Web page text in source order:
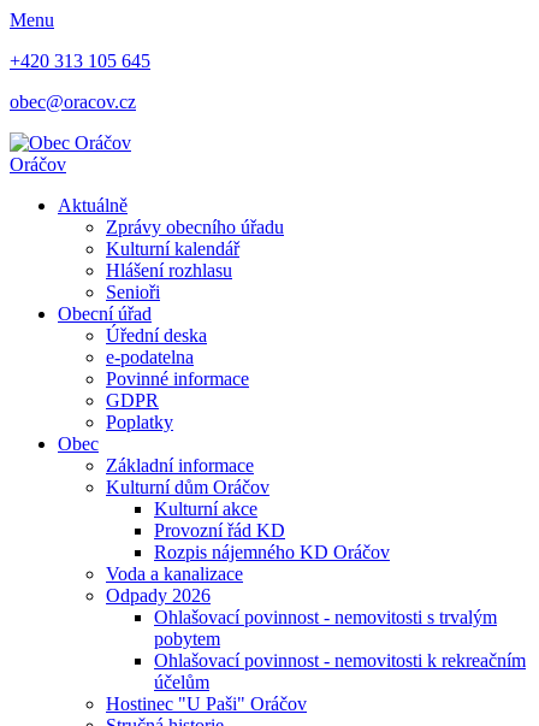
Menu
+420 313 105 645
obec@oracov.cz
Oráčov
Aktuálně
Zprávy obecního úřadu
Kulturní kalendář
Hlášení rozhlasu
Senioři
Obecní úřad
Úřední deska
e-podatelna
Povinné informace
GDPR
Poplatky
Obec
Základní informace
Kulturní dům Oráčov
Kulturní akce
Provozní řád KD
Rozpis nájemného KD Oráčov
Voda a kanalizace
Odpady 2026
Ohlašovací povinnost - nemovitosti s trvalým
pobytem
Ohlašovací povinnost - nemovitosti k rekreačním
účelům
Hostinec "U Paši" Oráčov